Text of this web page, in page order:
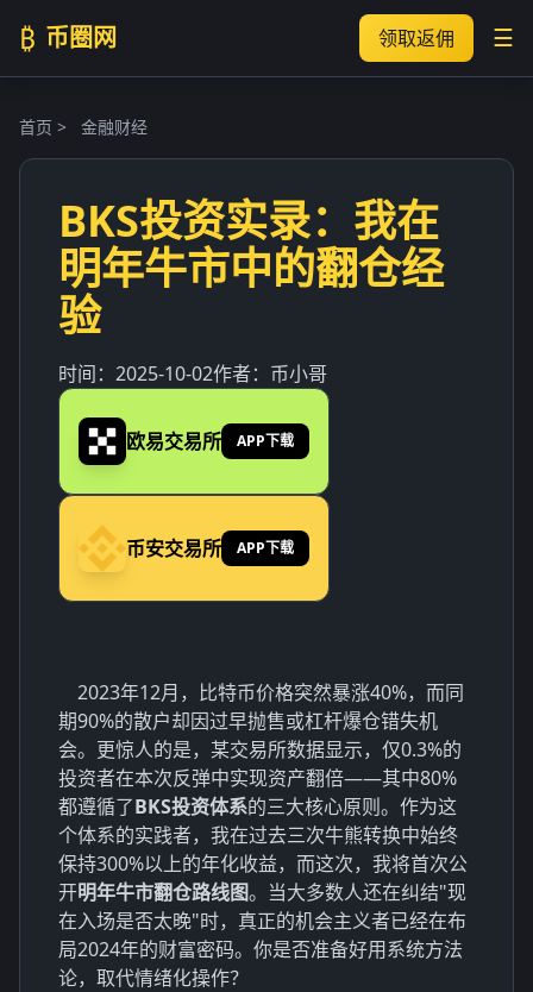
₿ 币圈网 领取返佣 ☰
首页 > 金融财经
BKS投资实录：我在
明年牛市中的翻仓经
验
时间： 2025-10-02作者： 币小哥
欧易交易所 APP下载
币安交易所 APP下载
2023年12月，比特币价格突然暴涨40%，而同
期90%的散户却因过早抛售或杠杆爆仓错失机
会。更惊人的是，某交易所数据显示，仅0.3%的
投资者在本次反弹中实现资产翻倍——其中80%
都遵循了BKS投资体系的三大核心原则。作为这
个体系的实践者，我在过去三次牛熊转换中始终
保持300%以上的年化收益，而这次，我将首次公
开明年牛市翻仓路线图。当大多数人还在纠结"现
在入场是否太晚"时，真正的机会主义者已经在布
局2024年的财富密码。你是否准备好用系统方法
论，取代情绪化操作？